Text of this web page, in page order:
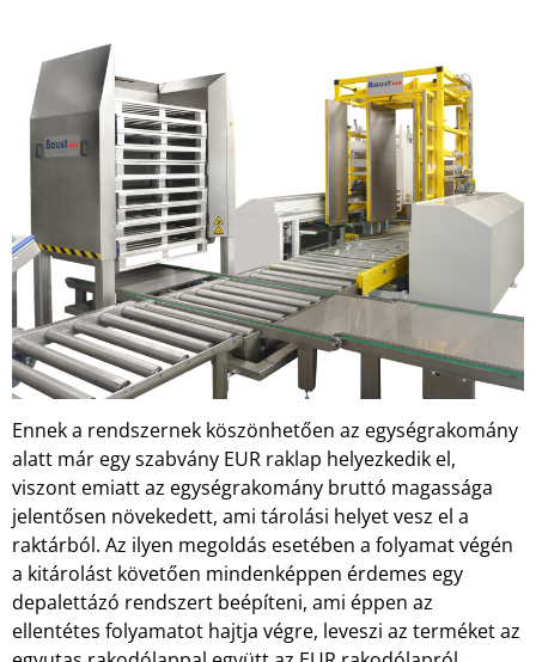
Ennek a rendszernek köszönhetően az egységrakomány
alatt már egy szabvány EUR raklap helyezkedik el,
viszont emiatt az egységrakomány bruttó magassága
jelentősen növekedett, ami tárolási helyet vesz el a
raktárból. Az ilyen megoldás esetében a folyamat végén
a kitárolást követően mindenképpen érdemes egy
depalettázó rendszert beépíteni, ami éppen az
ellentétes folyamatot hajtja végre, leveszi az terméket az